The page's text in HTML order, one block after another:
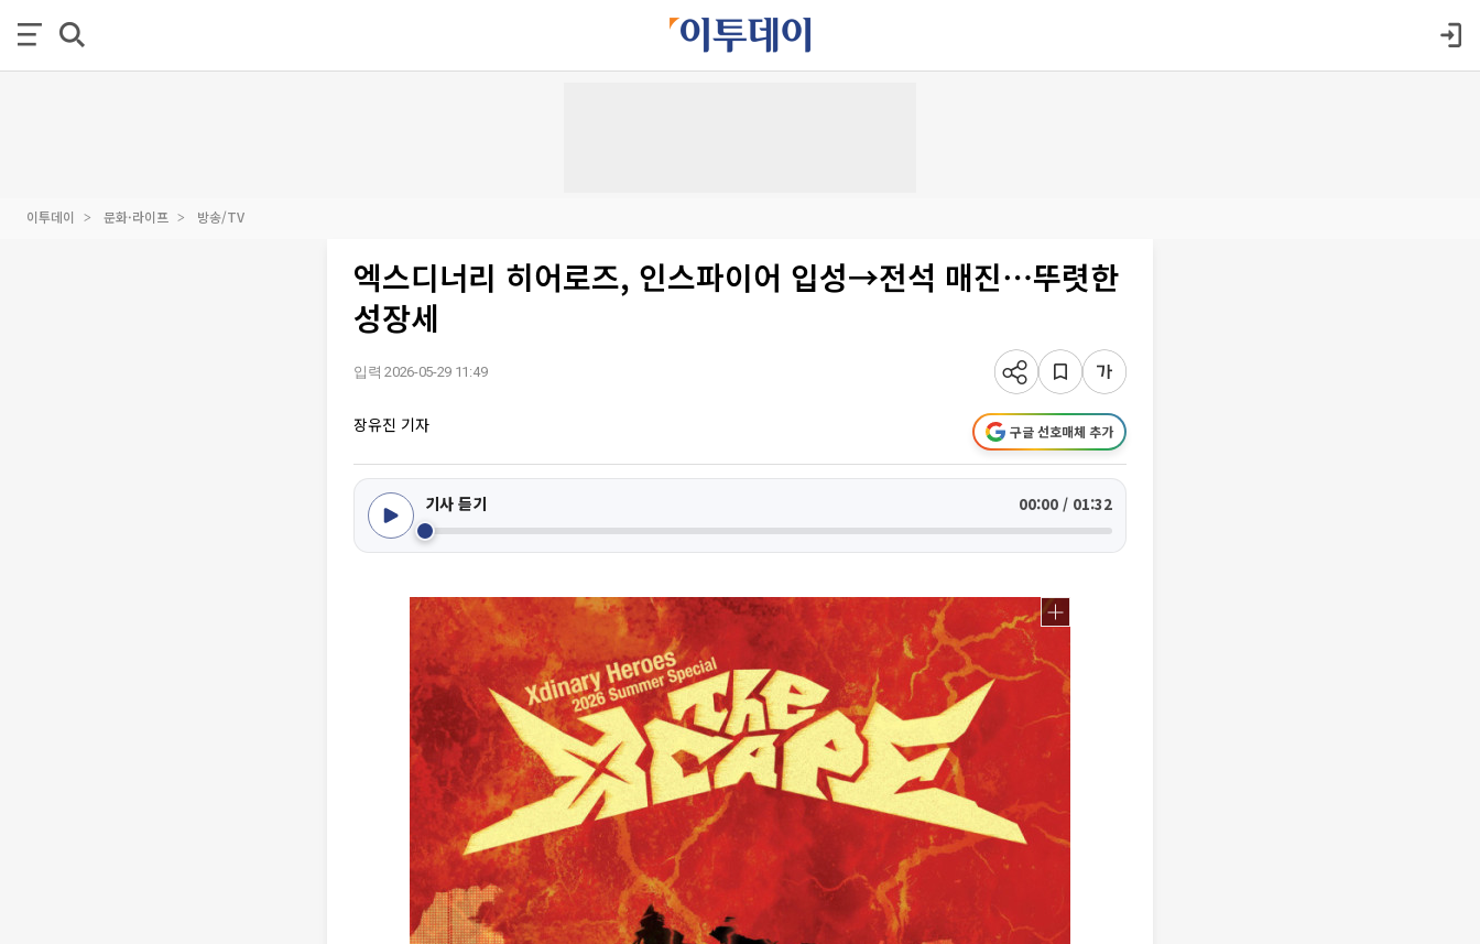
이투데이 문화·라이프 방송/TV
엑스디너리 히어로즈, 인스파이어 입성→전석 매진⋯뚜렷한
성장세
입력 2026-05-29 11:49
장유진 기자 구글 선호매체 추가
기사 듣기 00:00 / 01:32